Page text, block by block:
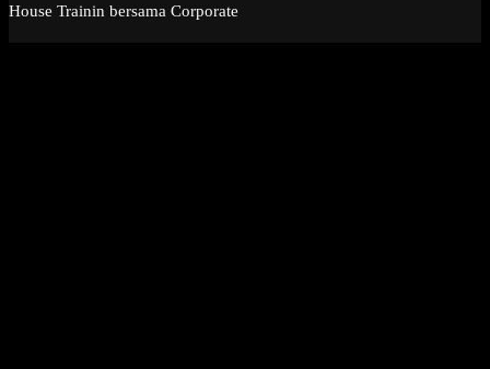
House Trainin bersama Corporate